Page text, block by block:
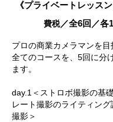
《プライベートレッス
費税／全6回／各
プロの商業カメラマンを目
全てのコースを、5回に分
ます。
day.1＜ストロボ撮影の基
レート撮影のライティン
撮影＞